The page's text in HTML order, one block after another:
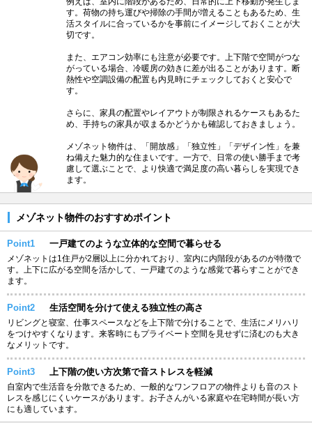
す。荷物の持ち運びや掃除の手間が増えることもあるため、生
活スタイルに合っているかを事前にイメージしておくことが大
切です。
また、エアコン効率にも注意が必要です。上下階で空間がつな
がっている場合、冷暖房の効きに差が出ることがあります。断
熱性や空調設備の配置も内見時にチェックしておくと安心で
す。
さらに、家具の配置やレイアウトが制限されるケースもあるた
め、手持ちの家具が収まるかどうかも確認しておきましょう。
メゾネット物件は、「開放感」「独立性」「デザイン性」を兼
ね備えた魅力的な住まいです。一方で、日常の使い勝手まで考
慮して選ぶことで、より快適で満足度の高い暮らしを実現でき
ます。
メゾネット物件のおすすめポイント
Point1 一戸建てのような立体的な空間で暮らせる
メゾネットは1住戸が2層以上に分かれており、室内に内階段があるのが特徴で
す。上下に広がる空間を活かして、一戸建てのような感覚で暮らすことができ
ます。
Point2 生活空間を分けて使える独立性の高さ
リビングと寝室、仕事スペースなどを上下階で分けることで、生活にメリハリ
をつけやすくなります。来客時にもプライベート空間を見せずに済むのも大き
なメリットです。
Point3 上下階の使い方次第で音ストレスを軽減
自室内で生活音を分散できるため、一般的なワンフロアの物件よりも音のスト
レスを感じにくいケースがあります。お子さんがいる家庭や在宅時間が長い方
にも適しています。